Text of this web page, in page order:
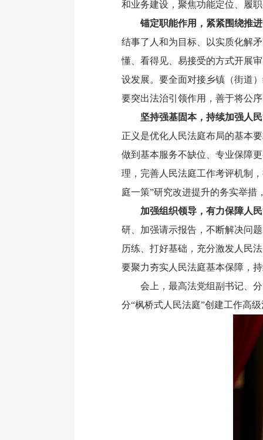
和业务建设，聚焦功能定位、履
锚定职能作用，紧紧围绕推
结事了人和为目标、以实质化解
懂、看得见、易接受的方式开展
设发展。要全面对接乡镇（街道
要突出法治引领作用，善于将公
坚持强基固本，持续加强人
正义是优化人民法庭布局的基本
做到基本服务不缺位、专业保障
理，完善人民法庭工作考评机制
庭一策”研究改进提升的务实举措
加强组织领导，有力保障人
研、加强请示报告，不断解决问
历练、打好基础，充分激发人民
要聚力夯实人民法庭基本保障，
会上，最高法党组副书记、分
分“枫桥式人民法庭”创建工作高